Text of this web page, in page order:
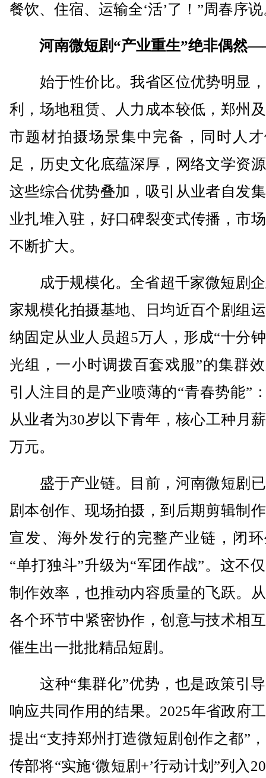
餐饮、住宿、运输全‘活’了！”周春序
河南微短剧“产业重生”绝非偶然
始于性价比。我省区位优势明显
利，场地租赁、人力成本较低，郑州
市题材拍摄场景集中完备，同时人
足，历史文化底蕴深厚，网络文学资
这些综合优势叠加，吸引从业者自发
业扎堆入驻，好口碑裂变式传播，市
不断扩大。
成于规模化。全省超千家微短剧企
家规模化拍摄基地、日均近百个剧组
纳固定从业人员超5万人，形成“十分
光组，一小时调拨百套戏服”的集群
引人注目的是产业喷薄的“青春势能”
从业者为30岁以下青年，核心工种月
万元。
盛于产业链。目前，河南微短剧
剧本创作、现场拍摄，到后期剪辑制
宣发、海外发行的完整产业链，闭
“单打独斗”升级为“军团作战”。这不
制作效率，也推动内容质量的飞跃。
各个环节中紧密协作，创意与技术相
催生出一批批精品短剧。
这种“集群化”优势，也是政策引
响应共同作用的结果。2025年省政府
提出“支持郑州打造微短剧创作之都”
传部将“实施‘微短剧+’行动计划”列入